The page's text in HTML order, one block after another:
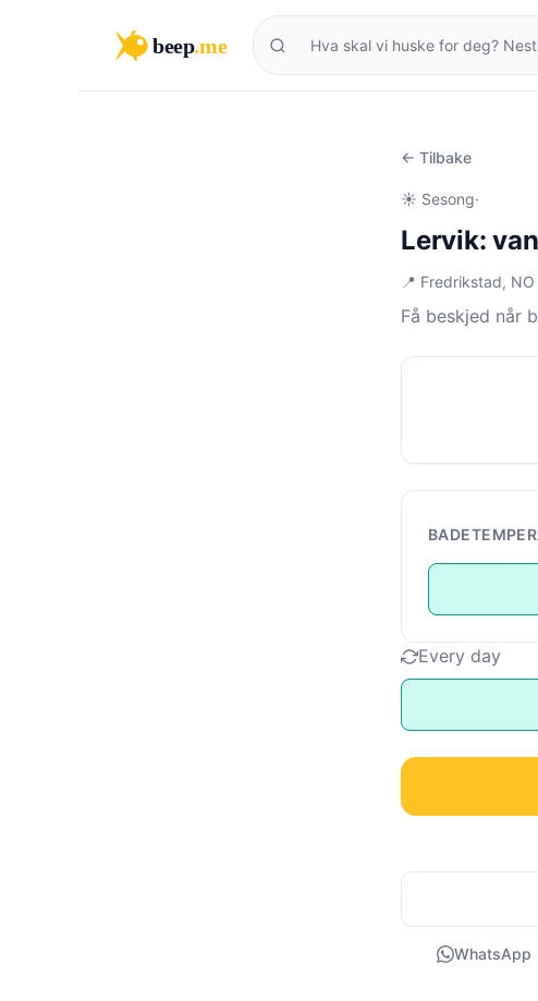
beep.me
← Tilbake
☀️ Sesong·
Lervik:
📍 Fredrikstad, NO
Få beskjed når
Every day
WhatsApp